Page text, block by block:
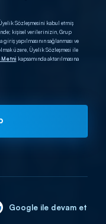
Sözleşmesini kabul etmiş
kişisel verilerinizin, Grup
yapılmasının sağlanması ve
üzere, Üyelik Sözleşmesi ile
Metni kapsamında aktarılmasına
Google ile devam et